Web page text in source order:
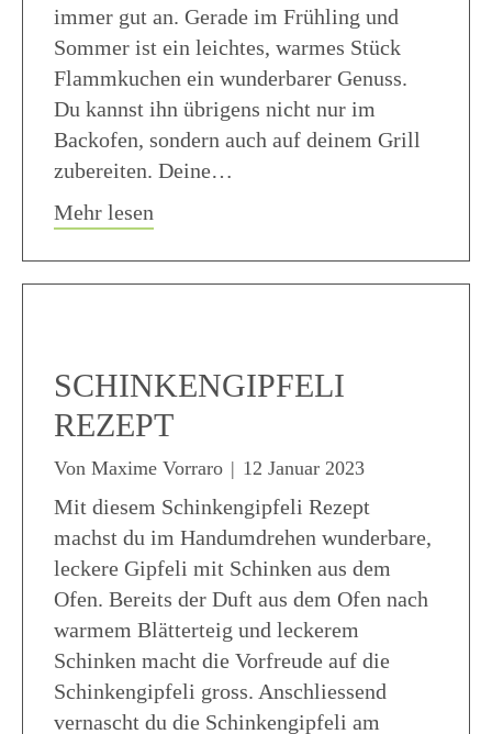
immer gut an. Gerade im Frühling und
Sommer ist ein leichtes, warmes Stück
Flammkuchen ein wunderbarer Genuss.
Du kannst ihn übrigens nicht nur im
Backofen, sondern auch auf deinem Grill
zubereiten. Deine…
Mehr lesen
SCHINKENGIPFELI
REZEPT
Von Maxime Vorraro | 12 Januar 2023
Mit diesem Schinkengipfeli Rezept
machst du im Handumdrehen wunderbare,
leckere Gipfeli mit Schinken aus dem
Ofen. Bereits der Duft aus dem Ofen nach
warmem Blätterteig und leckerem
Schinken macht die Vorfreude auf die
Schinkengipfeli gross. Anschliessend
vernascht du die Schinkengipfeli am